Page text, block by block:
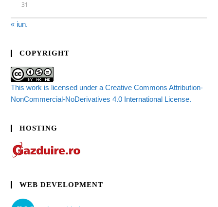
31
« iun.
COPYRIGHT
This work is licensed under a Creative Commons Attribution-
NonCommercial-NoDerivatives 4.0 International License.
HOSTING
WEB DEVELOPMENT